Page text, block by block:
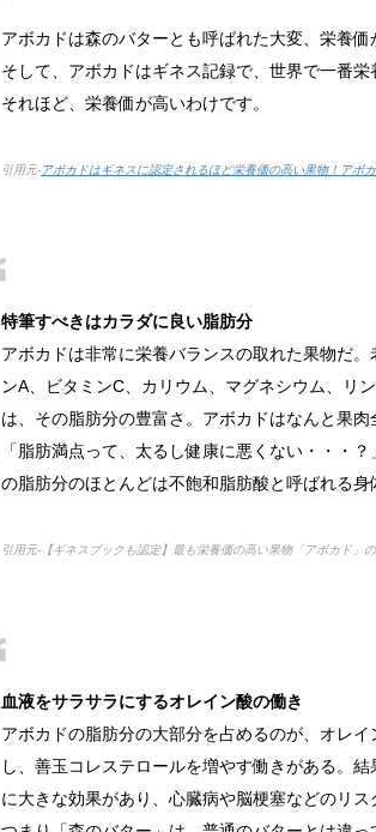
つい人を呼びたくなるような、自慢
色々な作業に音楽を聴いて集
猫と死別。悲しくても最後の
腹痛、しかも激痛・吐き気も
「おなかが痛い」という経験は誰し
点滴でできたむくみを簡単に
点滴を受けた後に、むくみができて
アボカドは森のバターとも呼ばれた大変、栄養価
そして、アボカドはギネス記録で、世界で一番栄
それほど、栄養価が高いわけです。
引用元-アボカドはギネスに認定されるほど栄養価の高い果物！アボ
特筆すべきはカラダに良い脂肪分
アボカドは非常に栄養バランスの取れた果物だ
ンA、ビタミンC、カリウム、マグネシウム、リ
は、その脂肪分の豊富さ。アボカドはなんと果肉
「脂肪満点って、太るし健康に悪くない・・・
の脂肪分のほとんどは不飽和脂肪酸と呼ばれる身
引用元-【ギネスブックも認定】最も栄養価の高い果物「アボカド」
血液をサラサラにするオレイン酸の働き
アボカドの脂肪分の大部分を占めるのが、オレ
し、善玉コレステロールを増やす働きがある。
に大きな効果があり、心臓病や脳梗塞などのリス